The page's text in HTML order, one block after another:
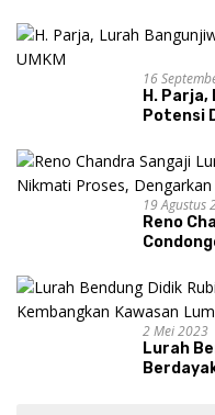
16
H.
Potensi
19 Agustus
Reno
dan
2 Mei 2023
Lurah